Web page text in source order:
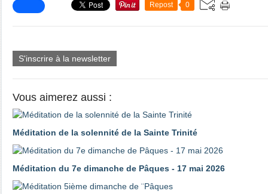
Repost 0
S'inscrire à la newsletter
Vous aimerez aussi :
Méditation de la solennité de la Sainte Trinité
Méditation du 7e dimanche de Pâques - 17 mai 2026